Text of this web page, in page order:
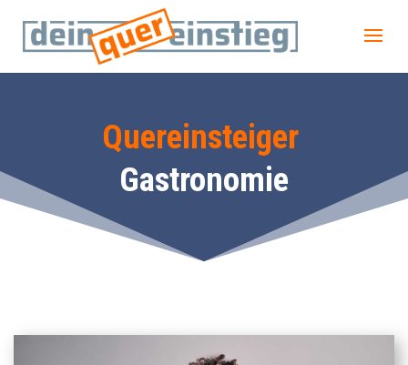
Quereinsteiger
Gastronomie